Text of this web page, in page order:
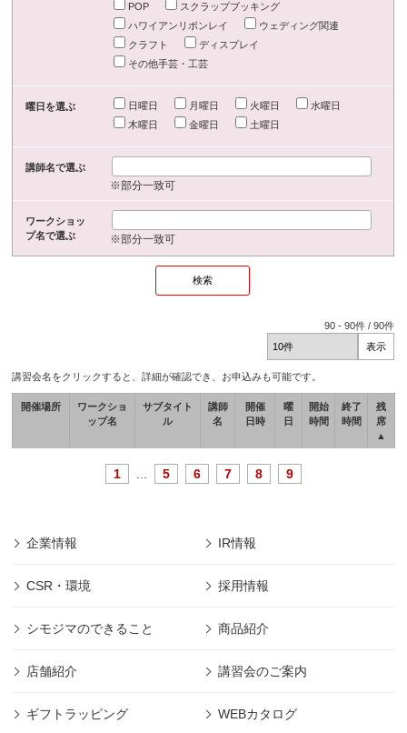
POP
スクラップブッキング
ハワイアンリボンレイ
ウェディング関連
クラフト
ディスプレイ
その他手芸・工芸
曜日を選ぶ 日曜日 月曜日 火曜日
水曜日
木曜日
金曜日 土曜日
講師名で選ぶ
※部分一致可
ワークショッ
プ名で選ぶ
※部分一致可
90 -90件 /90件
講習会名をクリックすると、詳細が確認でき、お申込みも可能です。
開催場所
ワークショ
ップ名
サブタイト
ル
講師
名
開催
日時
曜
日
開始
時間
終了
時間
残
席
▲
1 5 6 7 8 9
企業情報 IR情報
CSR・環境 採用情報
シモジマのできること 商品紹介
店舗紹介 講習会のご案内
ギフトラッピング WEBカタログ